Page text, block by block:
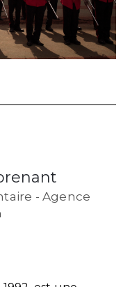
- Agence